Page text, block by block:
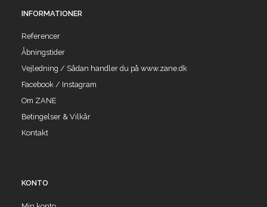
INFORMATIONER
Referencer
Åbningstider
Vejledning / Sådan handler du på www.zane.dk
Facebook / Instagram
Om ZANE
Betingelser & Vilkår
Kontakt
KONTO